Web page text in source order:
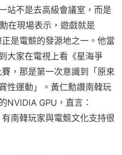
站不是去高級會議室，而是
在現場表示，遊戲就是
是電競的發源地之一。他當
大家在電視上看《星海爭
，那是第一次意識到「原來
性運動」。黃仁勳讚南韓玩
NVIDIA GPU，直言：
有南韓玩家與電競文化支持很